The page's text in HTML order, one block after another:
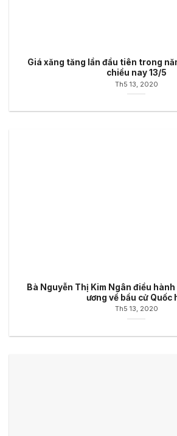
Giá xăng tăng lần đầu tiên trong
chiều nay 13/5
Th5 13, 2020
Bà Nguyễn Thị Kim Ngân điều
ương về bầu cử Quốc
Th5 13, 2020